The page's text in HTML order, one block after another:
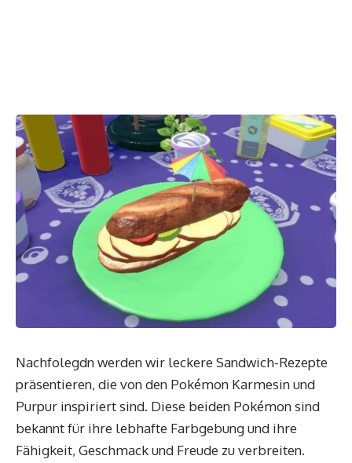
Nachfolegdn werden wir leckere Sandwich-Rezepte
präsentieren, die von den Pokémon Karmesin und
Purpur inspiriert sind. Diese beiden Pokémon sind
bekannt für ihre lebhafte Farbgebung und ihre
Fähigkeit, Geschmack und Freude zu verbreiten.